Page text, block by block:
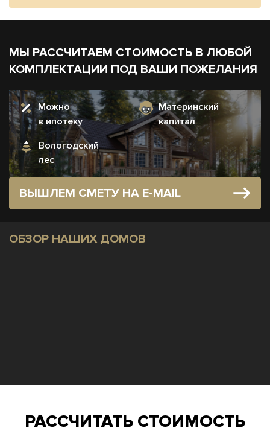
МЫ РАССЧИТАЕМ СТОИМОСТЬ В ЛЮБОЙ
КОМПЛЕКТАЦИИ ПОД ВАШИ ПОЖЕЛАНИЯ
Можно
в ипотеку
Материнский
капитал
Вологодский
лес
ВЫШЛЕМ СМЕТУ НА E-MAIL
ОБЗОР НАШИХ ДОМОВ
РАССЧИТАТЬ СТОИМОСТЬ